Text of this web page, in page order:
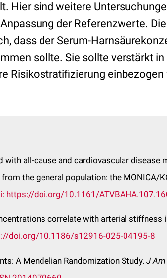
Hier sind weitere
der Referenzwerte. Die
dass der Serum-
sollte. Sie sollte verstärkt in
Risikostratifizierung einbezogen
with all-cause and cardiovascular disease
the general population: the MONICA/
https://doi.org/10.1161/
correlate with arterial stiffness
doi.org/10.1186/s12916-025-04195-8
A Mendelian Randomization Study. J Am